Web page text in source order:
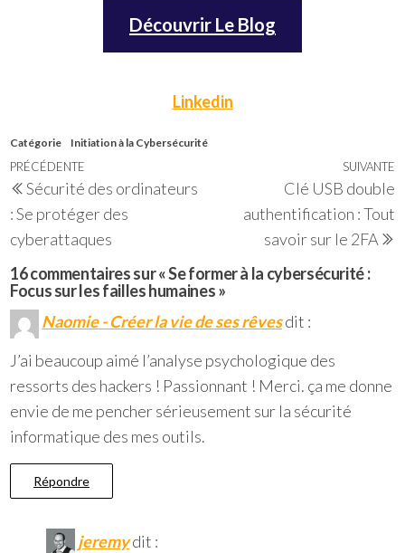
Découvrir Le Blog
Linkedin
Catégorie Initiation à la Cybersécurité
Navigation
de
l’article
Article
précédent
PRÉCÉDENTE
Sécurité des ordinateurs
: Se protéger des
cyberattaques
SUIVANTE
Clé USB double
authentification : Tout
savoir sur le 2FA
16 commentaires sur « Se former à la cybersécurité :
Focus sur les failles humaines »
Naomie - Créer la vie de ses rêvesdit :
J’ai beaucoup aimé l’analyse psychologique des
ressorts des hackers ! Passionnant ! Merci. ça me donne
envie de me pencher sérieusement sur la sécurité
informatique des mes outils.
Répondre
jeremydit :